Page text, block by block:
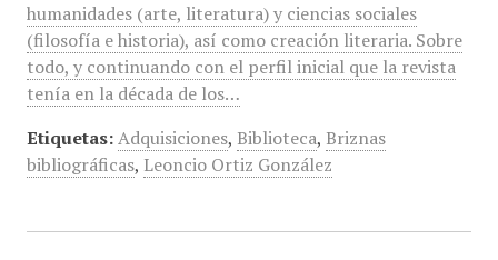
humanidades (arte, literatura) y ciencias sociales
(filosofía e historia), así como creación literaria. Sobre
todo, y continuando con el perfil inicial que la revista
tenía en la década de los…
Etiquetas: Adquisiciones, Biblioteca, Briznas
bibliográficas, Leoncio Ortiz González